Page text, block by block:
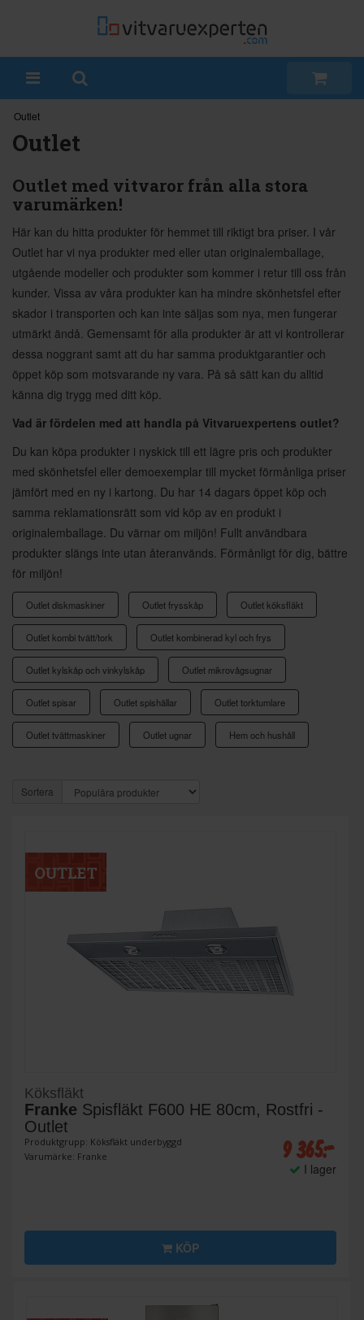
Outlet
Outlet
Outlet med vitvaror från alla stora
varumärken!
Här kan du hitta produkter för hemmet till riktigt bra priser. I vår
Outlet har vi nya produkter med eller utan originalemballage,
utgående modeller och produkter som kommer i retur till oss från
kunder. Vissa av våra produkter kan ha mindre skönhetsfel efter
skador i transporten och kan inte säljas som nya, men fungerar
utmärkt ändå. Gemensamt för alla produkter är att vi kontrollerar
dessa noggrant samt att du har samma produktgarantier och
öppet köp som motsvarande ny vara. På så sätt kan du alltid
känna dig trygg med ditt köp.
Vad är fördelen med att handla på Vitvaruexpertens outlet?
Du kan köpa produkter i nyskick till ett lägre pris och produkter
med skönhetsfel eller demoexemplar till mycket förmånliga priser
jämfört med en ny i kartong. Du har 14 dagars öppet köp och
samma reklamationsrätt som vid köp av en produkt i
originalemballage. Du värnar om miljön! Fullt användbara
produkter slängs inte utan återanvänds. Förmånligt för dig, bättre
för miljön!
Outlet diskmaskiner Outlet frysskåp Outlet köksfläkt
Outlet kombi tvätt/tork Outlet kombinerad kyl och frys
Outlet kylskåp och vinkylskåp Outlet mikrovågsugnar
Outlet spisar Outlet spishällar Outlet torktumlare
Outlet tvättmaskiner Outlet ugnar Hem och hushåll
Sortera
Köksfläkt
Franke Spisfläkt F600 HE 80cm, Rostfri -
Outlet
Produktgrupp: Köksfläkt underbyggd
Varumärke: Franke
9 365:-
I lager
KÖP